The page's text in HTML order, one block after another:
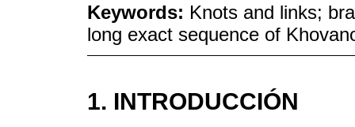
Keywords: Knots and links;
long exact sequence of
1. INTRODUCCIÓN